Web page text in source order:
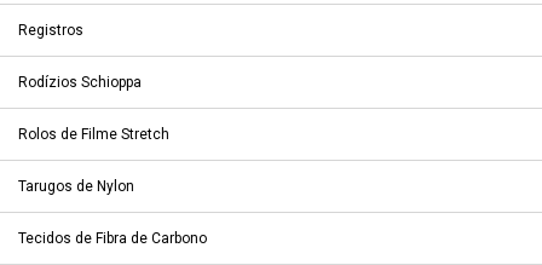
Registros
Rodízios Schioppa
Rolos de Filme Stretch
Tarugos de Nylon
Tecidos de Fibra de Carbono